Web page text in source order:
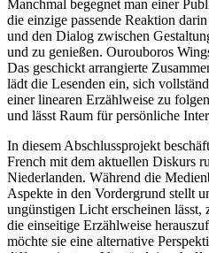
Manchmal begegnet man einer
die einzige passende Reaktion
und den Dialog zwischen
und zu genießen. Ourouboros
Das geschickt arrangierte
lädt die Lesenden ein, sich
einer linearen Erzählweise zu
und lässt Raum für persönliche
In diesem Abschlussprojekt
French mit dem aktuellen Diskurs
Niederlanden. Während die
Aspekte in den Vordergrund stellt
ungünstigen Licht erscheinen
die einseitige Erzählweise
möchte sie eine alternative